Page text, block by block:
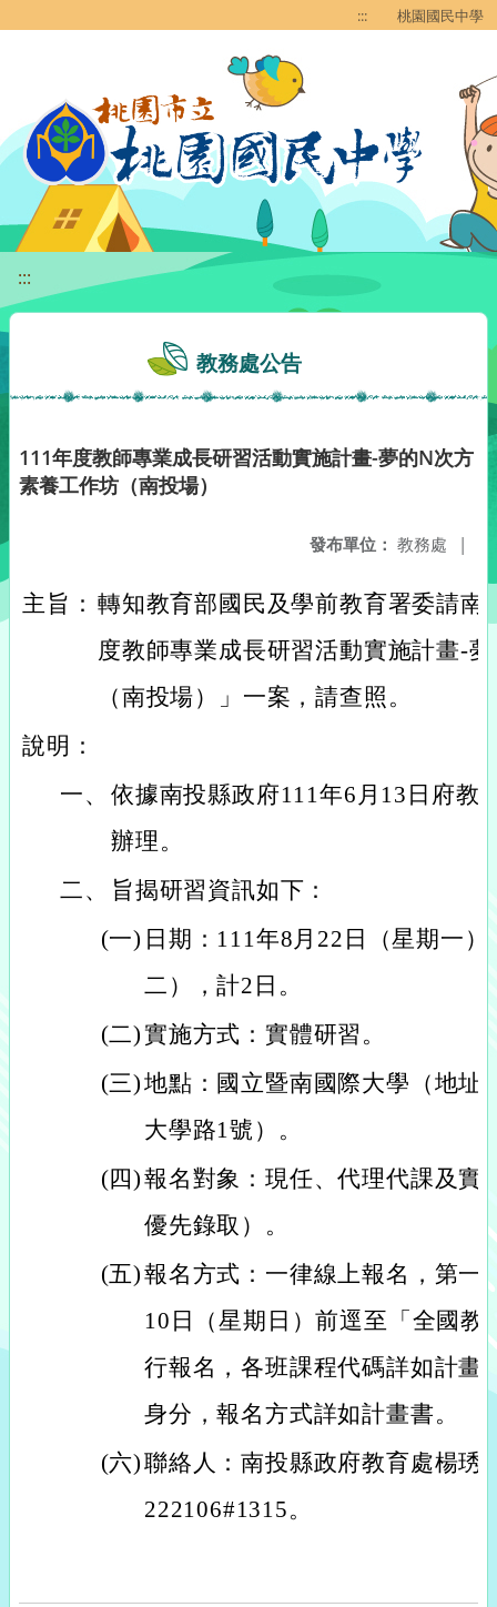
::: 桃園國民中學
:::
教務處公告
111年度教師專業成長研習活動實施計畫-夢的N次方
素養工作坊（南投場）
發布單位： 教務處 |
主旨： 轉知教育部國民及學前教育署委請南
度教師專業成長研習活動實施計畫-
（南投場）」一案，請查照。
說明：
一、 依據南投縣政府111年6月13日府教
辦理。
二、
旨揭研習資訊如下：
(一) 日期：111年8月22日（星期一
二），計2日。
(二)實施方式：實體研習。
(三)地點：國立暨南國際大學（地址
大學路1號）。
(四)報名對象：現任、代理代課及實
優先錄取）。
(五)報名方式：一律線上報名，第一
10日（星期日）前逕至「全國教
行報名，各班課程代碼詳如計畫
身分，報名方式詳如計畫書。
(六)聯絡人：南投縣政府教育處楊琇
222106#1315。